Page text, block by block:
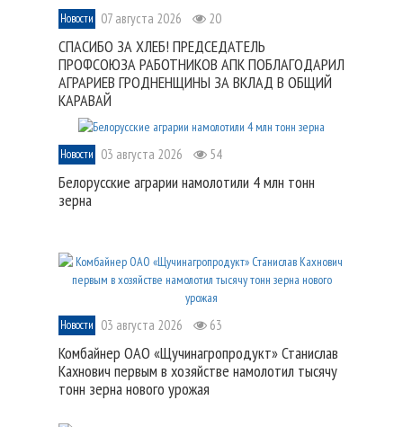
Новости 07 августа 2026 20
СПАСИБО ЗА ХЛЕБ! ПРЕДСЕДАТЕЛЬ
ПРОФСОЮЗА РАБОТНИКОВ АПК ПОБЛАГОДАРИЛ
АГРАРИЕВ ГРОДНЕНЩИНЫ ЗА ВКЛАД В ОБЩИЙ
КАРАВАЙ
Новости 03 августа 2026 54
Белорусские аграрии намолотили 4 млн тонн
зерна
Новости 03 августа 2026 63
Комбайнер ОАО «Щучинагропродукт» Станислав
Кахнович первым в хозяйстве намолотил тысячу
тонн зерна нового урожая